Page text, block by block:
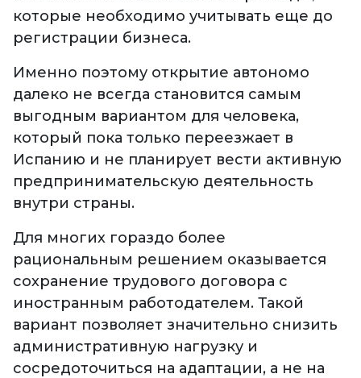
которые необходимо учитывать еще до
регистрации бизнеса.
Именно поэтому открытие автономо
далеко не всегда становится самым
выгодным вариантом для человека,
который пока только переезжает в
Испанию и не планирует вести активную
предпринимательскую деятельность
внутри страны.
Для многих гораздо более
рациональным решением оказывается
сохранение трудового договора с
иностранным работодателем. Такой
вариант позволяет значительно снизить
административную нагрузку и
сосредоточиться на адаптации, а не на